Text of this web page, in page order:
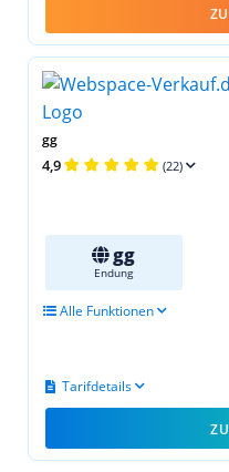
gg
4,9 (22)
gg
Endung
Alle Funktionen
Tarifdetails